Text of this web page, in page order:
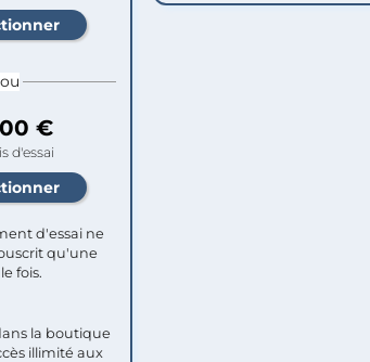
ou
€
d'essai
d'essai ne
qu'une
fois.​
la boutique
illimité aux